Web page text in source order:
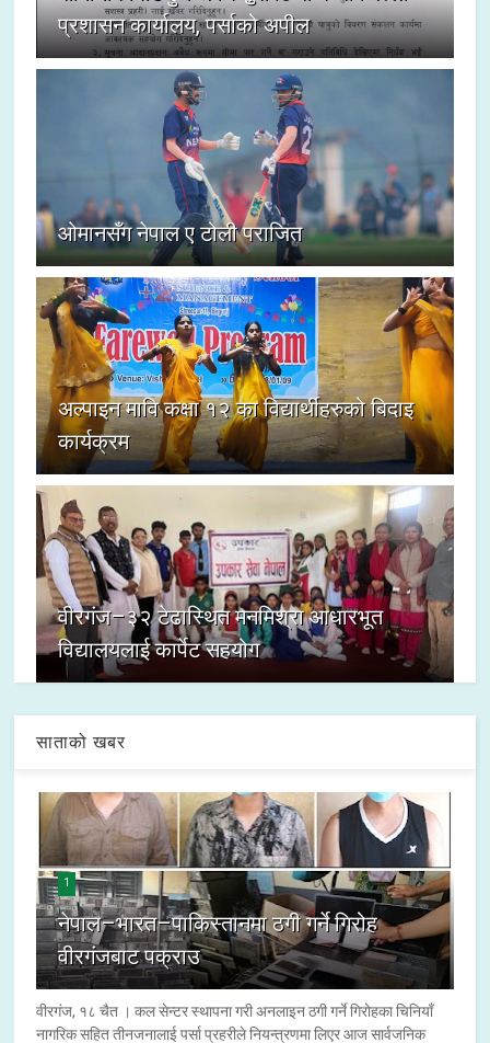
प्रशासन कार्यालय, पर्साको अपील
ओमानसँग नेपाल ए टोली पराजित
अल्पाइन मावि कक्षा १२ का विद्यार्थीहरुको बिदाइ
कार्यक्रम
वीरगंज–३२ टेढास्थित मनमिश्रा आधारभूत
विद्यालयलाई कार्पेट सहयोग
साताको खबर
1
नेपाल–भारत–पाकिस्तानमा ठगी गर्ने गिरोह
वीरगंजबाट पक्राउ
वीरगंज, १८ चैत । कल सेन्टर स्थापना गरी अनलाइन ठगी गर्ने गिरोहका चिनियाँ
नागरिक सहित तीनजनालाई पर्सा प्रहरीले नियन्त्रणमा लिएर आज सार्वजनिक